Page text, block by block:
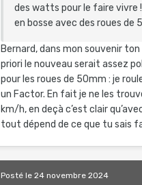
Sportivement
des watts pour le faire vivre
en bosse avec des roues de
Bernard, dans mon souvenir
priori le nouveau serait assez
pour les roues de 50mm : je
un Factor. En fait je ne les
km/h, en deçà c’est clair
tout dépend de ce que tu sais
Postéle 24 novembre 2024